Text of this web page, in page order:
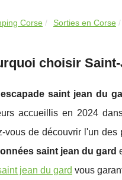
Corse Sorties en Corse
choisir
escapade saint jean du
accueillis en 2024
vous de découvrir l'un
saint jean du gard
jean du gard vous